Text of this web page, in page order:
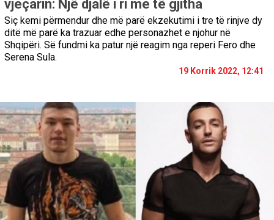
vjeçarin: Një djalë i ri me të gjitha
Siç kemi përmendur dhe më parë ekzekutimi i tre të rinjve dy
ditë më parë ka trazuar edhe personazhet e njohur në
Shqipëri. Së fundmi ka patur një reagim nga reperi Fero dhe
Serena Sula.
19 Korrik 2022, 12:41